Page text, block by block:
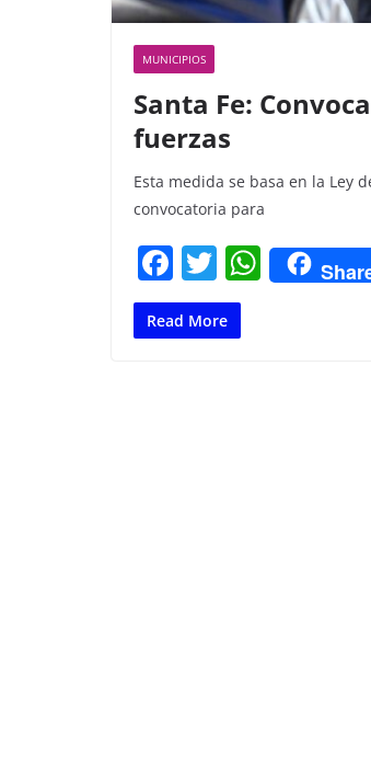
MUNICIPIOS
Santa Fe:
fuerzas
Esta medida se basa en la Ley
convocatoria para
F
a
c
T
w
itt
W
h
Read More